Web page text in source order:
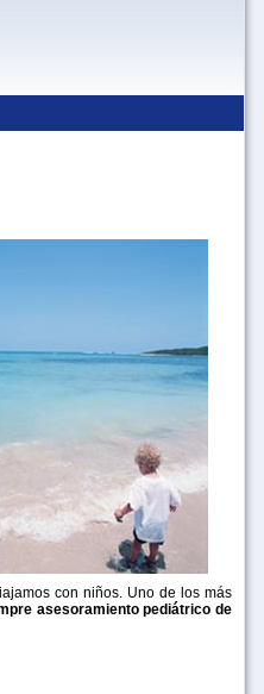
con niños. Uno de los más
asesoramiento pediátrico de